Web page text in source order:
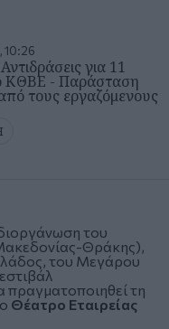
10:26
για 11
ΚΘΒΕ - Παράσταση
τους εργαζόμενους
του
Θράκης),
του Μεγάρου
τη
Θέατρο Εταιρείας